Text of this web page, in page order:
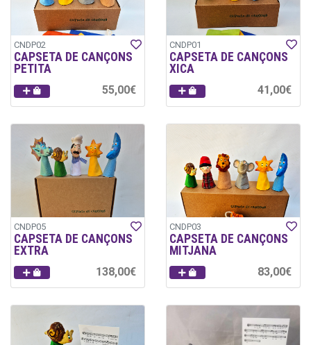
CNDP02
CAPSETA DE CANÇONS
PETITA
55,00€
CNDP01
CAPSETA DE CANÇONS
XICA
41,00€
CNDP05
CAPSETA DE CANÇONS
EXTRA
138,00€
CNDP03
CAPSETA DE CANÇONS
MITJANA
83,00€